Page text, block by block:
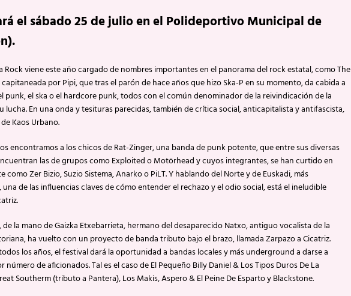
el sábado 25 de julio en el Polideportivo Municipal de
Rock viene este año cargado de nombres importantes en el panorama del rock estatal, como The
por Pipi, que tras el parón de hace años que hizo Ska-P en su momento, da cabida a
punk, el ska o el hardcore punk, todos con el común denominador de la reivindicación de la
lucha. En una onda y tesituras parecidas, también de crítica social, anticapitalista y antifascista,
Kaos Urbano.
encontramos a los chicos de Rat-Zinger, una banda de punk potente, que entre sus diversas
las de grupos como Exploited o Motörhead y cuyos integrantes, se han curtido en
como Zer Bizio, Suzio Sistema, Anarko o PiLT. Y hablando del Norte y de Euskadi, más
de las influencias claves de cómo entender el rechazo y el odio social, está el ineludible
la mano de Gaizka Etxebarrieta, hermano del desaparecido Natxo, antiguo vocalista de la
ha vuelto con un proyecto de banda tributo bajo el brazo, llamada Zarpazo a Cicatriz.
los años, el festival dará la oportunidad a bandas locales y más underground a darse a
número de aficionados. Tal es el caso de El Pequeño Billy Daniel & Los Tipos Duros De La
Southerm (tributo a Pantera), Los Makis, Aspero & El Peine De Esparto y Blackstone.